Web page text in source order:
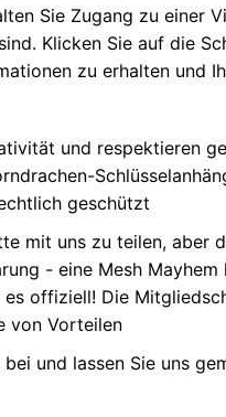
Sie Zugang zu einer
Klicken Sie auf die
zu erhalten und
und respektieren
geschützt
mit uns zu teilen, aber
- eine Mesh Mayhem
es offiziell! Die
von Vorteilen
und lassen Sie uns